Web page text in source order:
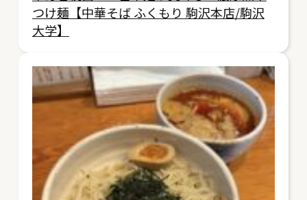
つけ麺【中華そば ふくもり 駒沢本店/駒沢
大学】